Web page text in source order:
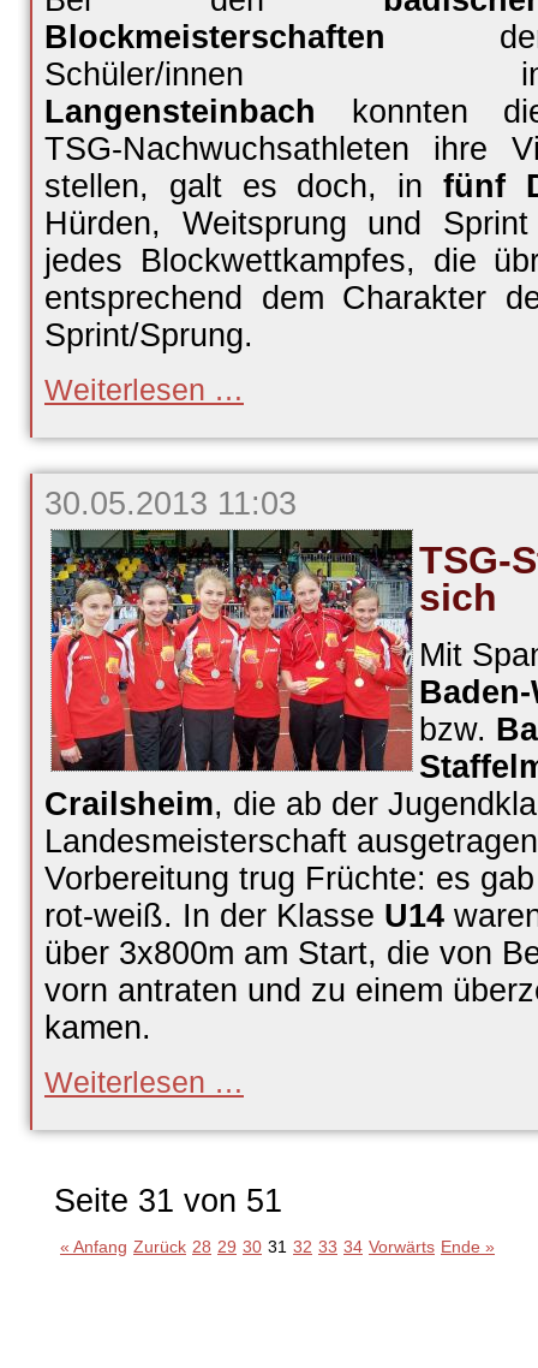
Blockmeisterschaften
Schüler/innen
Langensteinbach
konnten
TSG-Nachwuchsathleten ihre
stellen, galt es doch, in fünf
Hürden, Weitsprung und
jedes Blockwettkampfes, die
entsprechend dem Charakter
Sprint/Sprung.
Weiterlesen …zweitbeste
30.05.2013 11:03
TSG-
sich
Mit
bzw.
Crailsheim, die ab der
Landesmeisterschaft
Vorbereitung trug Früchte: es
rot-weiß. In der Klasse U14
über 3x800m am Start, die von
vorn antraten und zu einem
kamen.
Weiterlesen …Staffeln
für
Seite 31 von 51
« Anfang Zurück 28 29 30 31 32 33 34 Vorwärts Ende »